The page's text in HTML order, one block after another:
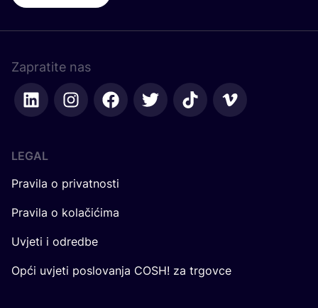
Zapratite nas
LEGAL
Pravila o privatnosti
Pravila o kolačićima
Uvjeti i odredbe
Opći uvjeti poslovanja COSH! za trgovce